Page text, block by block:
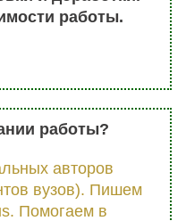
работы.
работы?
авторов
вузов). Пишем
Помогаем в